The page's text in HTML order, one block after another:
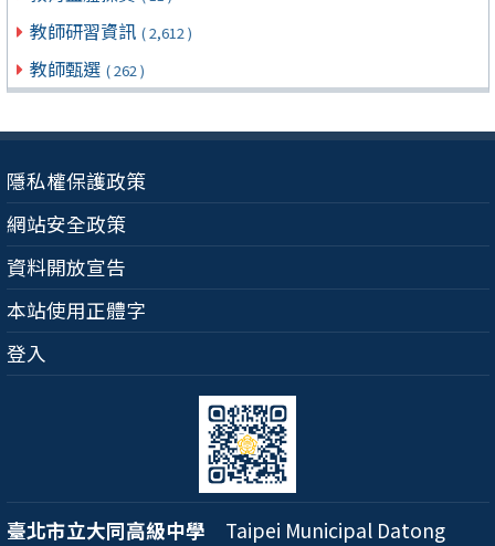
教師研習資訊 ( 2,612 )
教師甄選 ( 262 )
隱私權保護政策
網站安全政策
資料開放宣告
本站使用正體字
登入
臺北市立大同高級中學 Taipei Municipal Datong